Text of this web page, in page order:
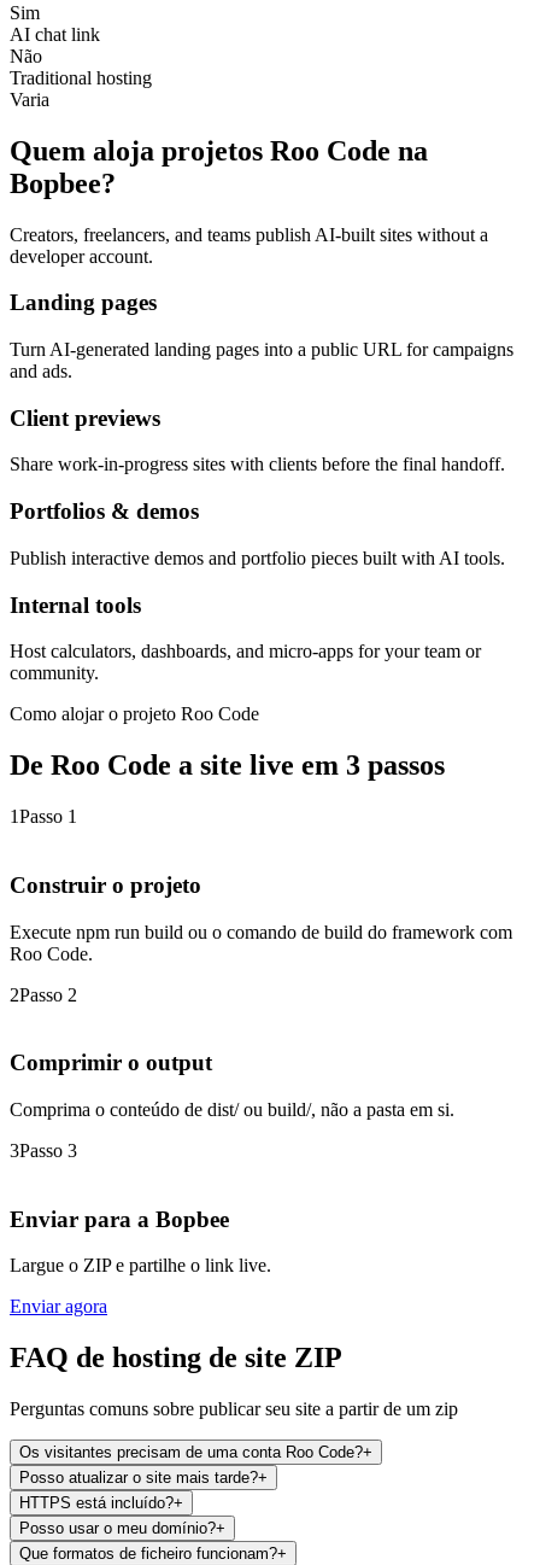
Sim
AI chat link
Não
Traditional hosting
Varia
Quem aloja projetos Roo Code na
Bopbee?
Creators, freelancers, and teams publish AI-built sites without a
developer account.
Landing pages
Turn AI-generated landing pages into a public URL for campaigns
and ads.
Client previews
Share work-in-progress sites with clients before the final handoff.
Portfolios & demos
Publish interactive demos and portfolio pieces built with AI tools.
Internal tools
Host calculators, dashboards, and micro-apps for your team or
community.
Como alojar o projeto Roo Code
De Roo Code a site live em 3 passos
1Passo 1
Construir o projeto
Execute npm run build ou o comando de build do framework com
Roo Code.
2Passo 2
Comprimir o output
Comprima o conteúdo de dist/ ou build/, não a pasta em si.
3Passo 3
Enviar para a Bopbee
Largue o ZIP e partilhe o link live.
Enviar agora
FAQ de hosting de site ZIP
Perguntas comuns sobre publicar seu site a partir de um zip
Os visitantes precisam de uma conta Roo Code?+
Posso atualizar o site mais tarde?+
HTTPS está incluído?+
Posso usar o meu domínio?+
Que formatos de ficheiro funcionam?+